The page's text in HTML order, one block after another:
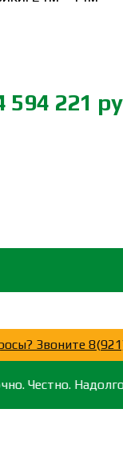
594 221
вопросы?
Надолго.